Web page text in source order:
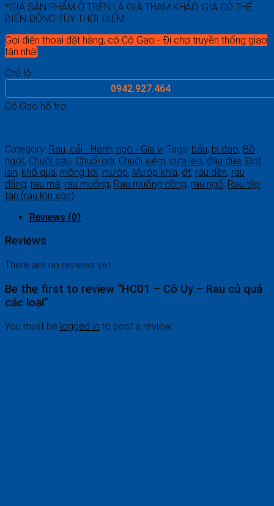
*GIÁ SẢN PHẨM Ở TRÊN LÀ GIÁ THAM KHẢO. GIÁ CÓ THỂ
BIẾN ĐỘNG TÙY THỜI ĐIỂM
Gọi điện thoại đặt hàng, có Cô Gạo - Đi chợ truyền thống giao
tận nhà!
Chủ lô:
0942.927.464
Cô Gạo hỗ trợ:
Category: Rau, cải - Hành, ngò - Gia vị Tags: bẩu, bí đao, Bồ
ngót, Chuối cau, Chuối già, Chuối xiêm, dưa leo, đậu đũa, Đọt
lan, khổ qua, mồng tơi, mướp, Mướp khía, ớt, rau dền, rau
đắng, rau má, rau muống, Rau muống đồng, rau ngổ, Rau tập
tàn (rau lộn xộn)
Reviews (0)
Reviews
There are no reviews yet.
Be the first to review “HC01 – Cô Uy – Rau củ quả
các loại”
You must be logged in to post a review.